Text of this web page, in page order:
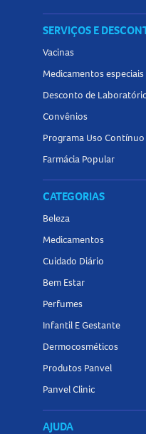
SERVIÇOS E
Vacinas
Medicamentos especiais
Desconto de
Convênios
Programa Uso Contínuo
Farmácia Popular
CATEGORIAS
Beleza
Medicamentos
Cuidado Diário
Bem Estar
Perfumes
Infantil E Gestante
Dermocosméticos
Produtos Panvel
Panvel Clinic
AJUDA